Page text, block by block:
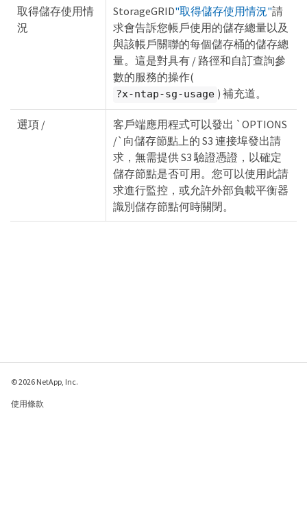
取得儲存使用情
況
StorageGRID"取得儲存使用情況"請
求會告訴您帳戶使用的儲存總量以及
與該帳戶關聯的每個儲存桶的儲存總
量。這是對具有 / 路徑和自訂查詢參
數​​的服務的操作(
?x-ntap-sg-usage ) 補充道。
選項 /
客戶端應用程式可以發出 `OPTIONS
/`向儲存節點上的 S3 連接埠發出請
求，無需提供 S3 驗證憑證，以確定
儲存節點是否可用。您可以使用此請
求進行監控，或允許外部負載平衡器
識別儲存節點何時關閉。
© 2026 NetApp, Inc.
使用條款